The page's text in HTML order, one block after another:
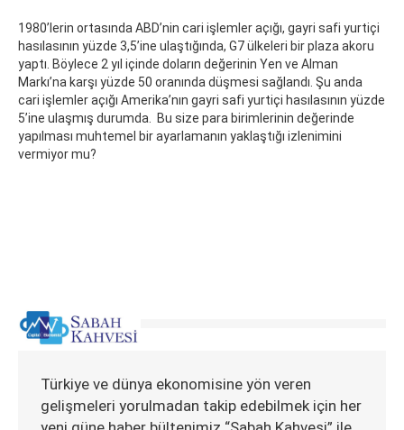
1980’lerin ortasında ABD’nin cari işlemler açığı, gayri safi yurtiçi
hasılasının yüzde 3,5’ine ulaştığında, G7 ülkeleri bir plaza akoru
yaptı. Böylece 2 yıl içinde doların değerinin Yen ve Alman
Markı’na karşı yüzde 50 oranında düşmesi sağlandı. Şu anda
cari işlemler açığı Amerika’nın gayri safi yurtiçi hasılasının yüzde
5’ine ulaşmış durumda. Bu size para birimlerinin değerinde
yapılması muhtemel bir ayarlamanın yaklaştığı izlenimini
vermiyor mu?
Türkiye ve dünya ekonomisine yön veren
gelişmeleri yorulmadan takip edebilmek için her